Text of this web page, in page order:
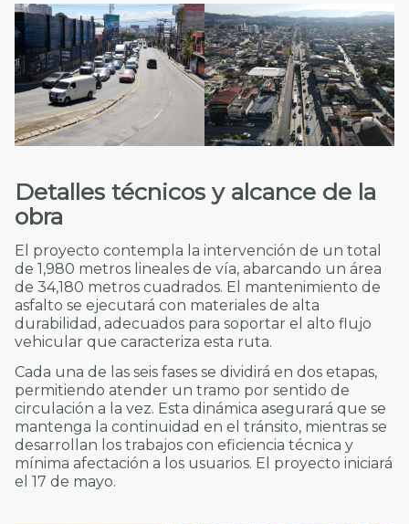
Detalles técnicos y alcance de la
obra
El proyecto contempla la intervención de un total
de 1,980 metros lineales de vía, abarcando un área
de 34,180 metros cuadrados. El mantenimiento de
asfalto se ejecutará con materiales de alta
durabilidad, adecuados para soportar el alto flujo
vehicular que caracteriza esta ruta.
Cada una de las seis fases se dividirá en dos etapas,
permitiendo atender un tramo por sentido de
circulación a la vez. Esta dinámica asegurará que se
mantenga la continuidad en el tránsito, mientras se
desarrollan los trabajos con eficiencia técnica y
mínima afectación a los usuarios. El proyecto iniciará
el 17 de mayo.